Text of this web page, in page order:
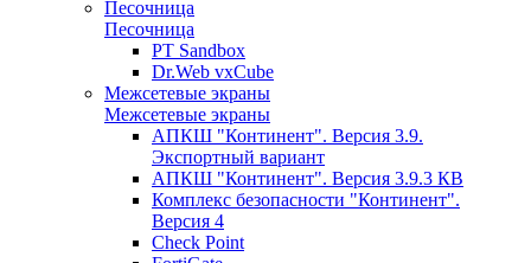
Песочница
Песочница
PT Sandbox
Dr.Web vxCube
Межсетевые экраны
Межсетевые экраны
АПКШ "Континент". Версия 3.9.
Экспортный вариант
АПКШ "Континент". Версия 3.9.3 КВ
Комплекс безопасности "Континент".
Версия 4
Check Point